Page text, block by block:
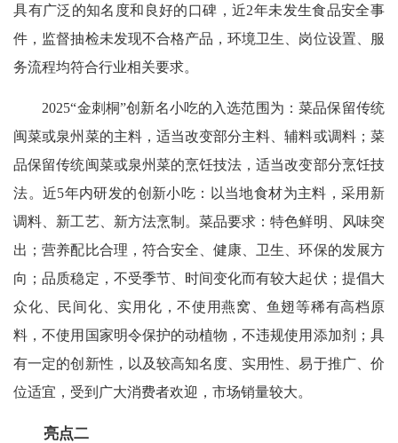
具有广泛的知名度和良好的口碑，近2年未发生食品安全事
件，监督抽检未发现不合格产品，环境卫生、岗位设置、服
务流程均符合行业相关要求。
2025“金刺桐”创新名小吃的入选范围为：菜品保留传统
闽菜或泉州菜的主料，适当改变部分主料、辅料或调料；菜
品保留传统闽菜或泉州菜的烹饪技法，适当改变部分烹饪技
法。近5年内研发的创新小吃：以当地食材为主料，采用新
调料、新工艺、新方法烹制。菜品要求：特色鲜明、风味突
出；营养配比合理，符合安全、健康、卫生、环保的发展方
向；品质稳定，不受季节、时间变化而有较大起伏；提倡大
众化、民间化、实用化，不使用燕窝、鱼翅等稀有高档原
料，不使用国家明令保护的动植物，不违规使用添加剂；具
有一定的创新性，以及较高知名度、实用性、易于推广、价
位适宜，受到广大消费者欢迎，市场销量较大。
亮点二